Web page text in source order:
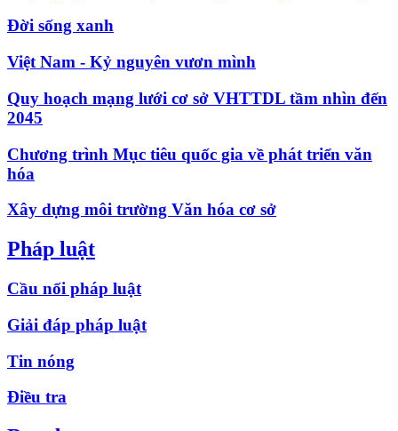
Đời sống xanh
Việt Nam - Kỷ nguyên vươn mình
Quy hoạch mạng lưới cơ sở VHTTDL tầm nhìn đến
2045
Chương trình Mục tiêu quốc gia về phát triển văn
hóa
Xây dựng môi trường Văn hóa cơ sở
Pháp luật
Cầu nối pháp luật
Giải đáp pháp luật
Tin nóng
Điều tra